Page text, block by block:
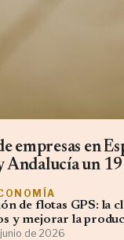
empresas en
Andalucía un
de flotas GPS: la
y mejorar la
de 2026